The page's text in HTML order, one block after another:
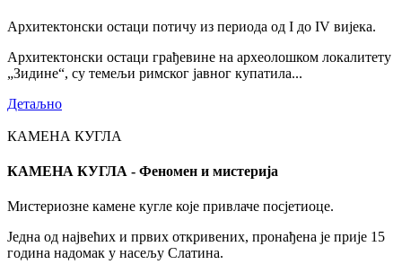
Архитектонски остаци потичу из периода од I до IV вијека.
Архитектонски остаци грађевине на археолошком локалитету
„Зидине“, су темељи римског јавног купатила...
Детаљно
КАМЕНА КУГЛА
КАМЕНА КУГЛА - Феномен и мистерија
Мистериозне камене кугле које привлаче посјетиоце.
Једна од највећих и првих откривених, пронађена је прије 15
година надомак у насељу Слатина.